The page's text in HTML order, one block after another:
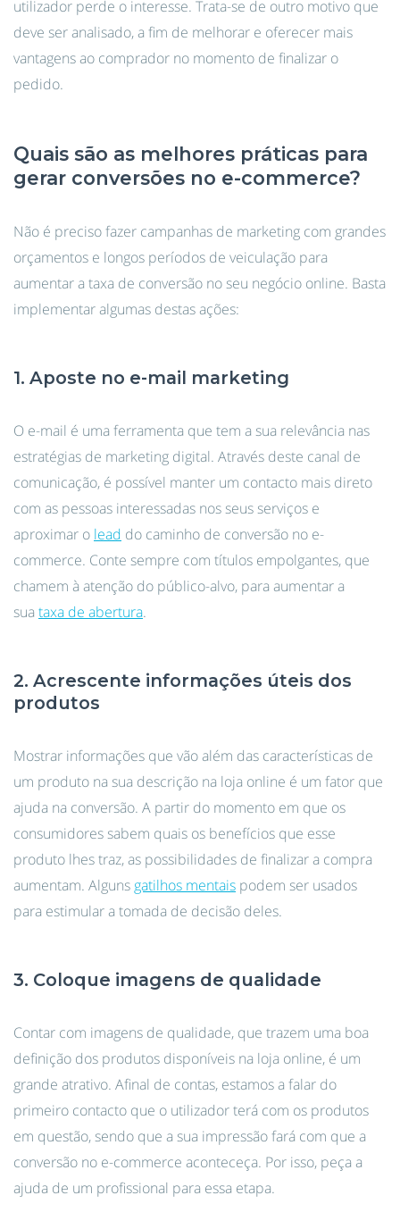
utilizador perde o interesse. Trata-se de outro motivo que
deve ser analisado, a fim de melhorar e oferecer mais
vantagens ao comprador no momento de finalizar o
pedido.
Quais são as melhores práticas para
gerar conversões no e-commerce?
Não é preciso fazer campanhas de marketing com grandes
orçamentos e longos períodos de veiculação para
aumentar a taxa de conversão no seu negócio online. Basta
implementar algumas destas ações:
1. Aposte no e-mail marketing
O e-mail é uma ferramenta que tem a sua relevância nas
estratégias de marketing digital. Através deste canal de
comunicação, é possível manter um contacto mais direto
com as pessoas interessadas nos seus serviços e
aproximar o lead do caminho de conversão no e-
commerce. Conte sempre com títulos empolgantes, que
chamem à atenção do público-alvo, para aumentar a
sua taxa de abertura.
2. Acrescente informações úteis dos
produtos
Mostrar informações que vão além das características de
um produto na sua descrição na loja online é um fator que
ajuda na conversão. A partir do momento em que os
consumidores sabem quais os benefícios que esse
produto lhes traz, as possibilidades de finalizar a compra
aumentam. Alguns gatilhos mentais podem ser usados
para estimular a tomada de decisão deles.
3. Coloque imagens de qualidade
Contar com imagens de qualidade, que trazem uma boa
definição dos produtos disponíveis na loja online, é um
grande atrativo. Afinal de contas, estamos a falar do
primeiro contacto que o utilizador terá com os produtos
em questão, sendo que a sua impressão fará com que a
conversão no e-commerce aconteceça. Por isso, peça a
ajuda de um profissional para essa etapa.